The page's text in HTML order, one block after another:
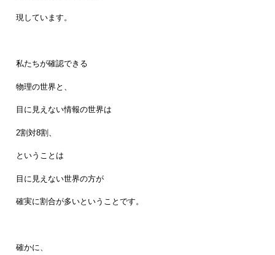
現しています。
私たちが確認できる
物理の世界と、
目に見えない情報の世界は
2割対8割、
ということは
目に見えない世界の方が
確実に割合が多いということです。
確かに、